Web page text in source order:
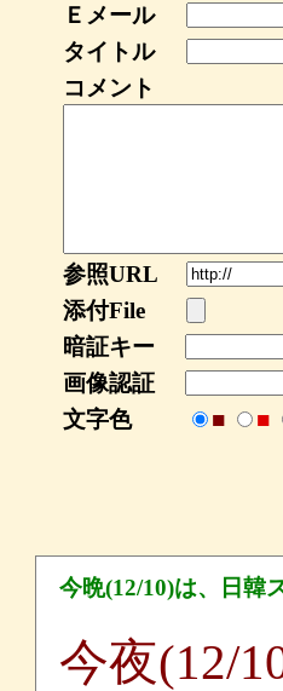
Ｅメール
タイトル
コメント
参照URL
添付File
暗証キー
画像認証
文字色 ■ ■
今晩(12/10)は、日韓
今夜(12/